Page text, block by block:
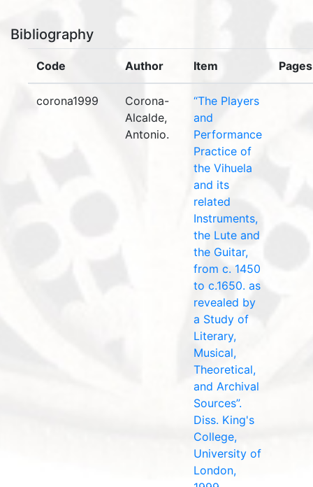
Bibliography
Code Author Item Pages
corona1999
Corona-
Alcalde,
Antonio.
“The Players
and
Performance
Practice of
the Vihuela
and its
related
Instruments,
the Lute and
the Guitar,
from c. 1450
to c.1650. as
revealed by
a Study of
Literary,
Musical,
Theoretical,
and Archival
Sources”.
Diss. King's
College,
University of
London,